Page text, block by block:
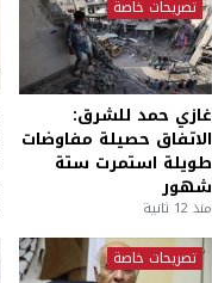
تصريحات خاصة
غازي حمد للشرق:
الاتفاق حصيلة مفاوضات
طويلة استمرت ستة
شهور
منذ 12 ثانية
تصريحات خاصة